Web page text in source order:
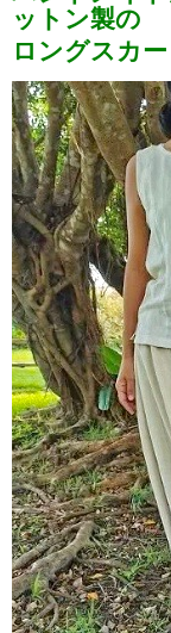
ットン製の
ロングスカ